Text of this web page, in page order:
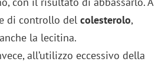
di controllo delcolesterolo,
la lecitina.
all’utilizzo eccessivo della